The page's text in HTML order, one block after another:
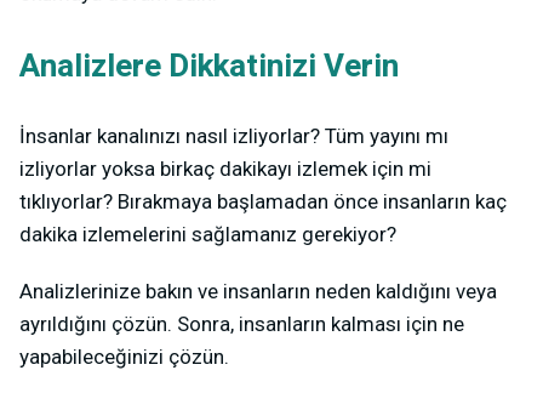
Analizlere Dikkatinizi Verin
İnsanlar kanalınızı nasıl izliyorlar? Tüm yayını mı
izliyorlar yoksa birkaç dakikayı izlemek için mi
tıklıyorlar? Bırakmaya başlamadan önce insanların kaç
dakika izlemelerini sağlamanız gerekiyor?
Analizlerinize bakın ve insanların neden kaldığını veya
ayrıldığını çözün. Sonra, insanların kalması için ne
yapabileceğinizi çözün.